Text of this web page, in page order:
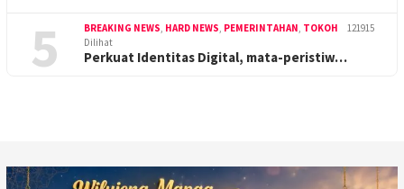
5 BREAKING NEWS, HARD NEWS, PEMERINTAHAN, TOKOH
121915
Dilihat
Perkuat Identitas Digital, mata-peristiw…